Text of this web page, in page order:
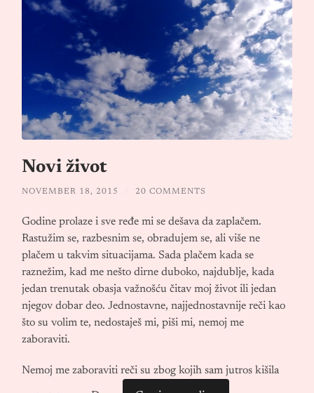
Novi život
NOVEMBER 18, 2015 / 20 COMMENTS
Godine prolaze i sve ređe mi se dešava da zaplačem.
Rastužim se, razbesnim se, obradujem se, ali više ne
plačem u takvim situacijama. Sada plačem kada se
raznežim, kad me nešto dirne duboko, najdublje, kada
jedan trenutak obasja važnošću čitav moj život ili jedan
njegov dobar deo. Jednostavne, najjednostavnije reči kao
što su volim te, nedostaješ mi, piši mi, nemoj me
zaboraviti.
Nemoj me zaboraviti reči su zbog kojih sam jutros kišila